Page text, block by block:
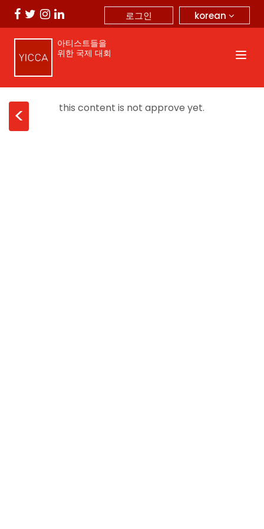
korean
로그인
아티스트들을
위한 국제 대회
< this content is not approve yet.